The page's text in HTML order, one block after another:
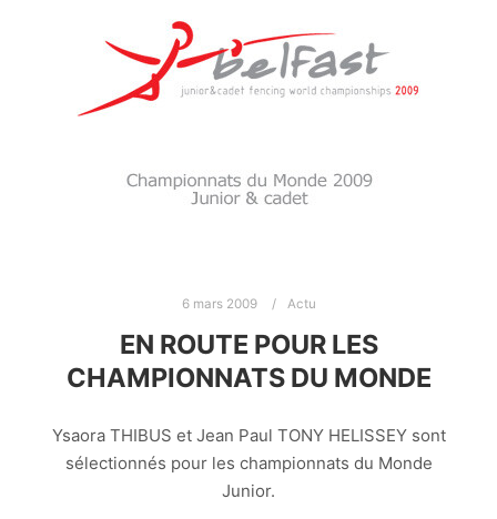
6 mars 2009 Actu
EN ROUTE POUR LES
CHAMPIONNATS DU MONDE
Ysaora THIBUS et Jean Paul TONY HELISSEY sont
sélectionnés pour les championnats du Monde
Junior.